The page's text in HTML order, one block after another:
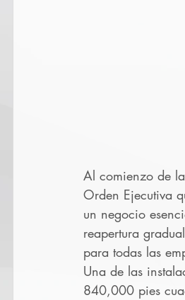
Al comienzo de
Orden Ejecutiva
un negocio
reapertura
para todas las
Una de las
840,000 pies